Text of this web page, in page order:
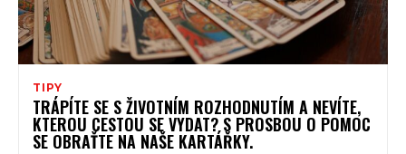
TIPY
TRÁPÍTE SE S ŽIVOTNÍM ROZHODNUTÍM A NEVÍTE,
KTEROU CESTOU SE VYDAT? S PROSBOU O POMOC
SE OBRAŤTE NA NAŠE KARTÁŘKY.